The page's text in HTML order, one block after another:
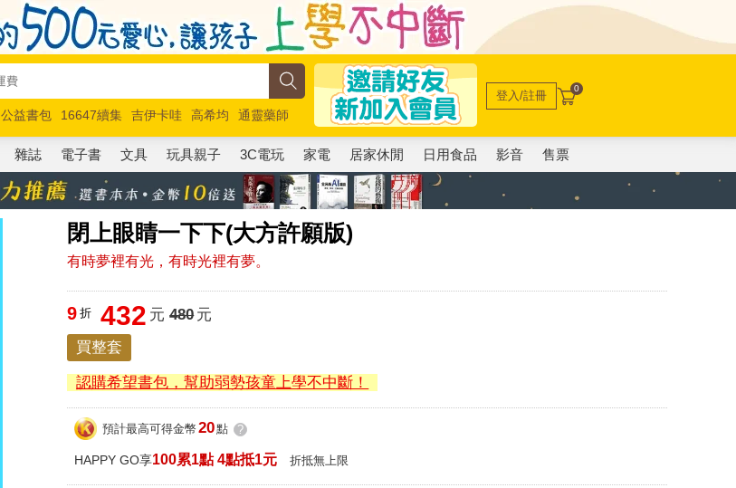
公益書包 16647續集 吉伊卡哇 高希均
通靈藥師
馬斯克 玩具總動員5 超慢跑
登入/註冊 0
雜誌 電子書 文具 玩具親子 3C電玩 家電 居家休閒 日用食品 影音 售票
閉上眼睛一下下(大方許願版)
有時夢裡有光，有時光裡有夢。
9 折 432 元 480元
買整套
認購希望書包，幫助弱勢孩童上學不中斷！
預計最高可得金幣 20點 ?
HAPPY GO享100累1點 4點抵1元 折抵無上限